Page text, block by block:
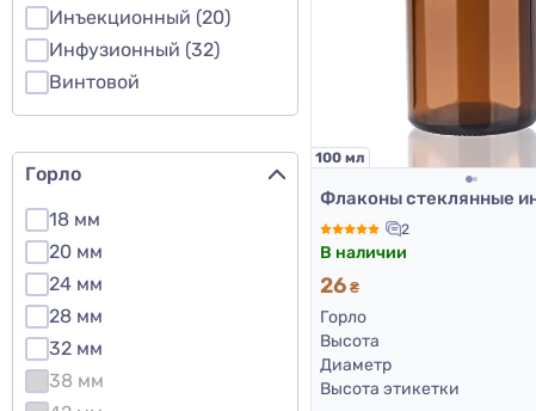
Инъекционный (20)
Инфузионный (32)
Винтовой
Горло
18 мм
20 мм
24 мм
28 мм
32 мм
38 мм
100 мл
2
В наличии
26 ₴
Горло
Высота
Диаметр
Высота этикетки